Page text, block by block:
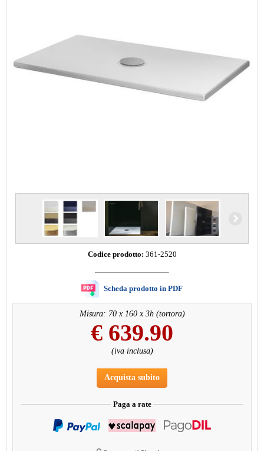
Codice prodotto: 361-2520
Scheda prodotto in PDF
Misura: 70 x 160 x 3h (tortora)
€ 639.90
(iva inclusa)
Acquista subito
Paga a rate